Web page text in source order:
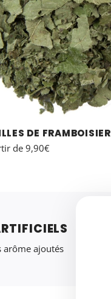
DE FRAMBOISIER
de 9,90€
arôme ajoutés